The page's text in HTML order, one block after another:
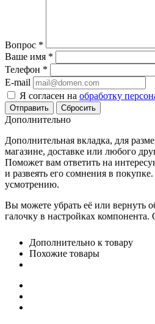
Вопрос *
Ваше имя *
Телефон *
E-mail
Я согласен на обработку
Сбросить
Дополнительно
Дополнительная вкладка, для
магазине, доставке или любого
Поможет вам ответить на
и развеять его сомнения в
усмотрению.
Вы можете убрать её или вернуть
галочку в настройках компонента.
Дополнительно к товару
Похожие товары